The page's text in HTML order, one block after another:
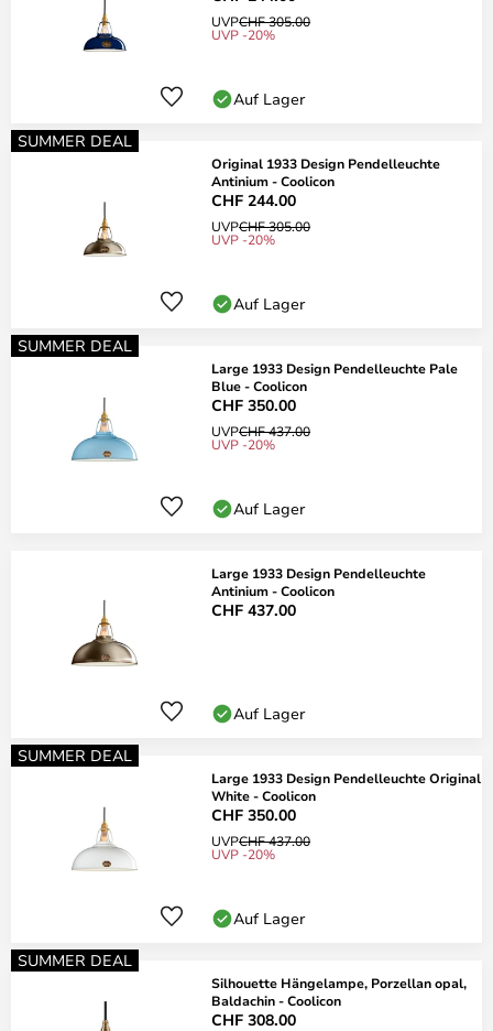
UVPCHF 305.00
UVP -20%
Auf Lager
SUMMER DEAL
Original 1933 Design Pendelleuchte
Antinium - Coolicon
CHF 244.00
UVPCHF 305.00
UVP -20%
Auf Lager
SUMMER DEAL
Large 1933 Design Pendelleuchte Pale
Blue - Coolicon
CHF 350.00
UVPCHF 437.00
UVP -20%
Auf Lager
Large 1933 Design Pendelleuchte
Antinium - Coolicon
CHF 437.00
Auf Lager
SUMMER DEAL
Large 1933 Design Pendelleuchte Original
White - Coolicon
CHF 350.00
UVPCHF 437.00
UVP -20%
Auf Lager
SUMMER DEAL
Silhouette Hängelampe, Porzellan opal,
Baldachin - Coolicon
CHF 308.00